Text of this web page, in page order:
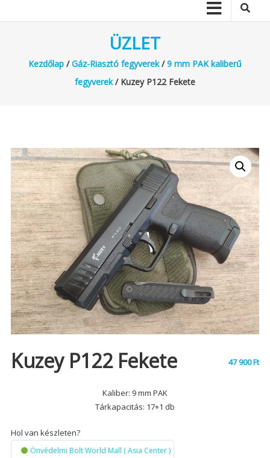
ÜZLET
Kezdőlap/Gáz-Riasztó fegyverek/9 mm PAK kaliberű
fegyverek/ Kuzey P122 Fekete
Kuzey P122 Fekete 47 900Ft
Kaliber: 9 mm PAK
Tárkapacitás: 17+1 db
Hol van készleten?
Önvédelmi Bolt World Mall ( Asia Center )